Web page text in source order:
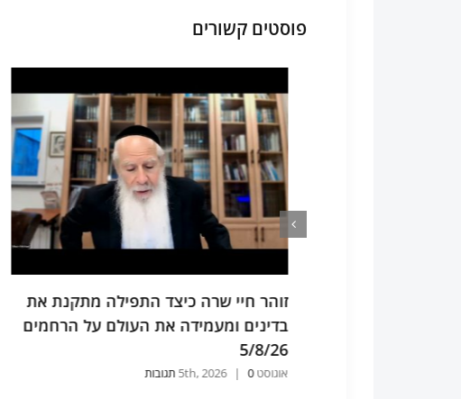
פוסטים קשורים
זוהר חיי שרה כיצד התפילה מתקנת את
בדינים ומעמידה את העולם על הרחמים
5/8/26
אוגוסט 5th, 2026 | 0 תגובות